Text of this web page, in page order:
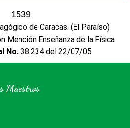
1539
de Caracas. (El Paraíso)
Mención Enseñanza de la Física
No. 38.234 del 22/07/05
Maestros